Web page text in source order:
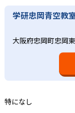
生徒それぞ
学研教室の個別
しっかり把握し
された学習計画
教材を提供する
つレベルアップ
る。「自分から
している。
に向いている。
算数（数
学研教室では、
なるものと考え
では筋道を立て
の土台となる「
家庭学習で学習
学研教室の合格
学研忠岡青空教
大阪府忠岡町忠岡
特になし